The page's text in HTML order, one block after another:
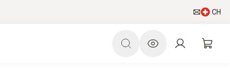
CH
Newsletter